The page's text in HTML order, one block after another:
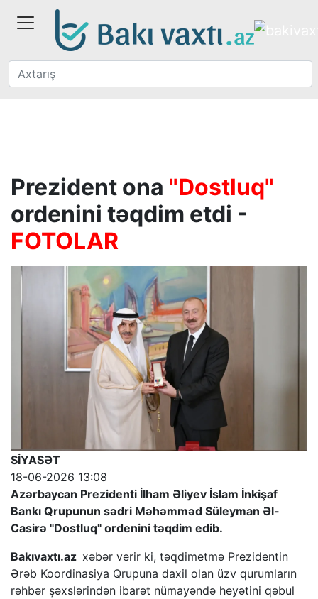
Prezident ona "Dostluq"
ordenini təqdim etdi -
FOTOLAR
SİYASƏT
18-06-2026 13:08
Azərbaycan Prezidenti İlham Əliyev İslam İnkişaf
Bankı Qrupunun sədri Məhəmməd Süleyman Əl-
Casirə "Dostluq" ordenini təqdim edib.
Bakıvaxtı.az xəbər verir ki, təqdimetmə Prezidentin
Ərəb Koordinasiya Qrupuna daxil olan üzv qurumların
rəhbər şəxslərindən ibarət nümayəndə heyətini qəbul